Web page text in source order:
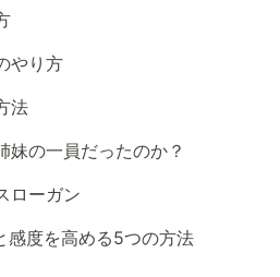
やり方
法
妹の一員だったのか？
ローガン
感度を高める5つの方法